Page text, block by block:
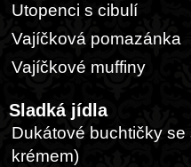
Utopenci s cibulí
Vajíčková pomazánka
Vajíčkové muffiny
Sladká jídla
Dukátové buchtičky
krémem)